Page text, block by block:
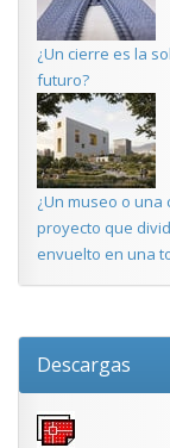
¿Un cierre es la
futuro?
¿Un museo o una
proyecto que
envuelto en una
Descargas